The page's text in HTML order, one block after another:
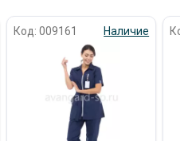
Код: 009161 Наличие